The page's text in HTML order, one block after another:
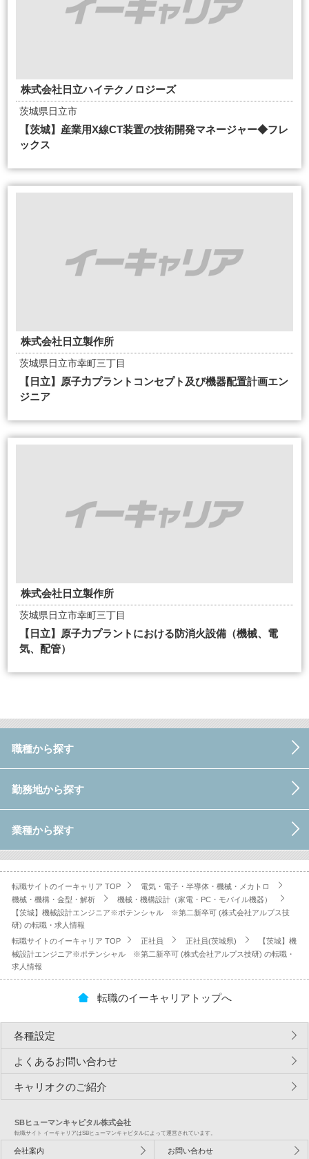
株式会社日立ハイテクノロジーズ
茨城県日立市
【茨城】産業用X線CT装置の技術開発マネージャー◆フレ
ックス
株式会社日立製作所
茨城県日立市幸町三丁目
【日立】原子力プラントコンセプト及び機器配置計画エン
ジニア
株式会社日立製作所
茨城県日立市幸町三丁目
【日立】原子力プラントにおける防消火設備（機械、電
気、配管）
職種から探す
勤務地から探す
業種から探す
転職サイトのイーキャリア TOP
電気・電子・半導体・機械・メカトロ
機械・機構・金型・解析
機械・機構設計（家電・PC・モバイル機器）
【茨城】機械設計エンジニア※ポテンシャル ※第二新卒可 (株式会社アルプス技
研) の転職・求人情報
転職サイトのイーキャリア TOP
正社員 正社員(茨城県)
【茨城】機
械設計エンジニア※ポテンシャル ※第二新卒可 (株式会社アルプス技研) の転職・
求人情報
転職のイーキャリアトップへ
各種設定
よくあるお問い合わせ
キャリオクのご紹介
SBヒューマンキャピタル株式会社
転職サイト イーキャリアはSBヒューマンキャピタルによって運営されています。
会社案内 お問い合わせ